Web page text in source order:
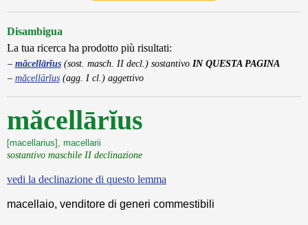
Disambigua
La tua ricerca ha prodotto più risultati:
măcellārĭus(sost. masch. II decl.) sostantivo IN QUESTA PAGINA
măcellārĭus(agg. I cl.) aggettivo
măcellārĭus
[macellarius], macellarii
sostantivo maschile II declinazione
vedi la declinazione di questo lemma
macellaio, venditore di generi commestibili